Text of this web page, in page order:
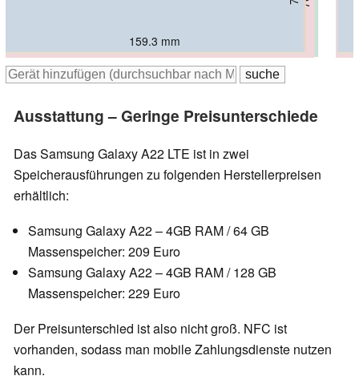
167.2 mm
165.3 mm
160.46 mm
160.6 mm
159.3 mm
Ausstattung – Geringe Preisunterschiede
Das Samsung Galaxy A22 LTE ist in zwei
Speicherausführungen zu folgenden Herstellerpreisen
erhältlich:
Samsung Galaxy A22 – 4GB RAM / 64 GB
Massenspeicher: 209 Euro
Samsung Galaxy A22 – 4GB RAM / 128 GB
Massenspeicher: 229 Euro
Der Preisunterschied ist also nicht groß. NFC ist
vorhanden, sodass man mobile Zahlungsdienste nutzen
kann.